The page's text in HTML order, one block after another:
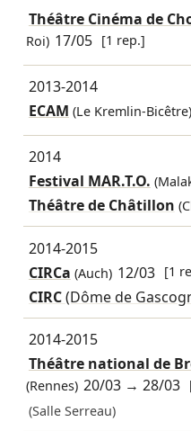
Théâtre Cinéma de
Roi) 17/05 [1 rep.]
2013-2014
ECAM (Le Kremlin-Bicêtre)
2014
Festival MAR.T.O.
Théâtre de Châtillon
2014-2015
CIRCa (Auch) 12/03 [1
CIRC(Dôme de
2014-2015
Théâtre national de
(Rennes) 20/03 →28/03
(Salle Serreau)